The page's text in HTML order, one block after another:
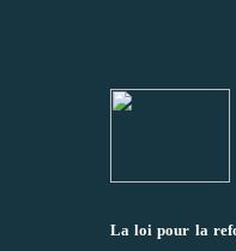
La loi pour la